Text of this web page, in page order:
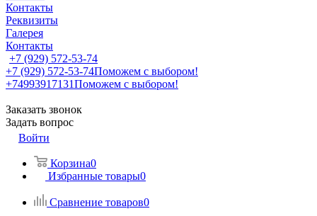
Контакты
Реквизиты
Галерея
Контакты
+7 (929) 572-53-74
+7 (929) 572-53-74Поможем с выбором!
+74993917131Поможем с выбором!
Заказать звонок
Задать вопрос
Войти
Корзина0
Избранные товары0
Сравнение товаров0